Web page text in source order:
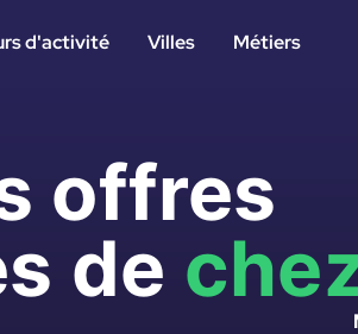
d'activité Villes Métiers
offres
de